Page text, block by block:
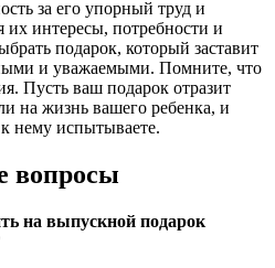
за его упорный труд и
их интересы, потребности и
подарок, который заставит
и уважаемыми. Помните, что
Пусть ваш подарок отразит
на жизнь вашего ребенка, и
нему испытываете.
вопросы
на выпускной подарок